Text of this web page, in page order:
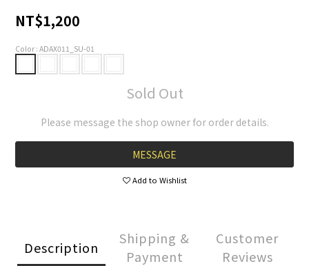
NT$1,200
Color : ADAX011_SU-01
Sold Out
Please message the shop owner for order details.
MESSAGE
Add to Wishlist
Description
Shipping &
Payment
Customer
Reviews